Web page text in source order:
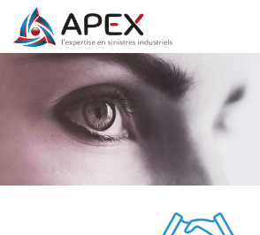
APEX
Nos domaines d’expertise
Conception, Réalisation,
Qualité, Négoce
Électrique, Électronique
Réseaux
Moyens
Philosophie